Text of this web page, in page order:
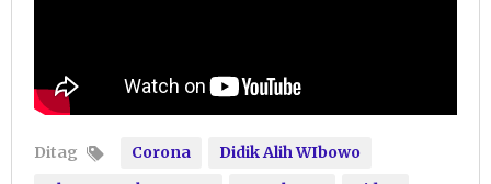
Ditag Corona
Didik Alih WIbowo